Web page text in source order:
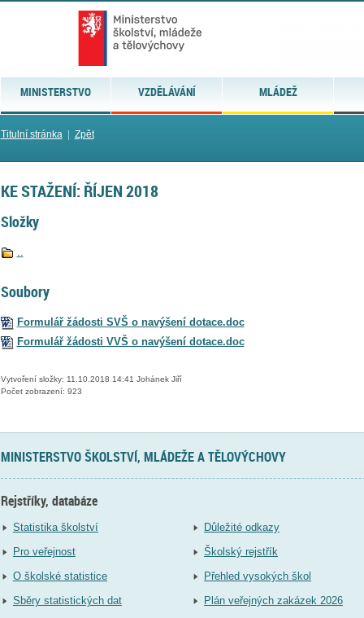
MINISTERSTVO VZDĚLÁVÁNÍ MLÁDEŽ
Titulní stránka| Zpět
KE STAŽENÍ: ŘÍJEN 2018
Složky
..
Soubory
Formulář žádosti SVŠ o navýšení dotace.doc
Formulář žádosti VVŠ o navýšení dotace.doc
Vytvoření složky: 11.10.2018 14:41 Johánek Jiří
Počet zobrazení: 923
MINISTERSTVO ŠKOLSTVÍ, MLÁDEŽE A TĚLOVÝCHOVY
Rejstříky, databáze
Statistika školství
Pro veřejnost
O školské statistice
Sběry statistických dat
Důležité odkazy
Školský rejstřík
Přehled vysokých škol
Plán veřejných zakázek 2026